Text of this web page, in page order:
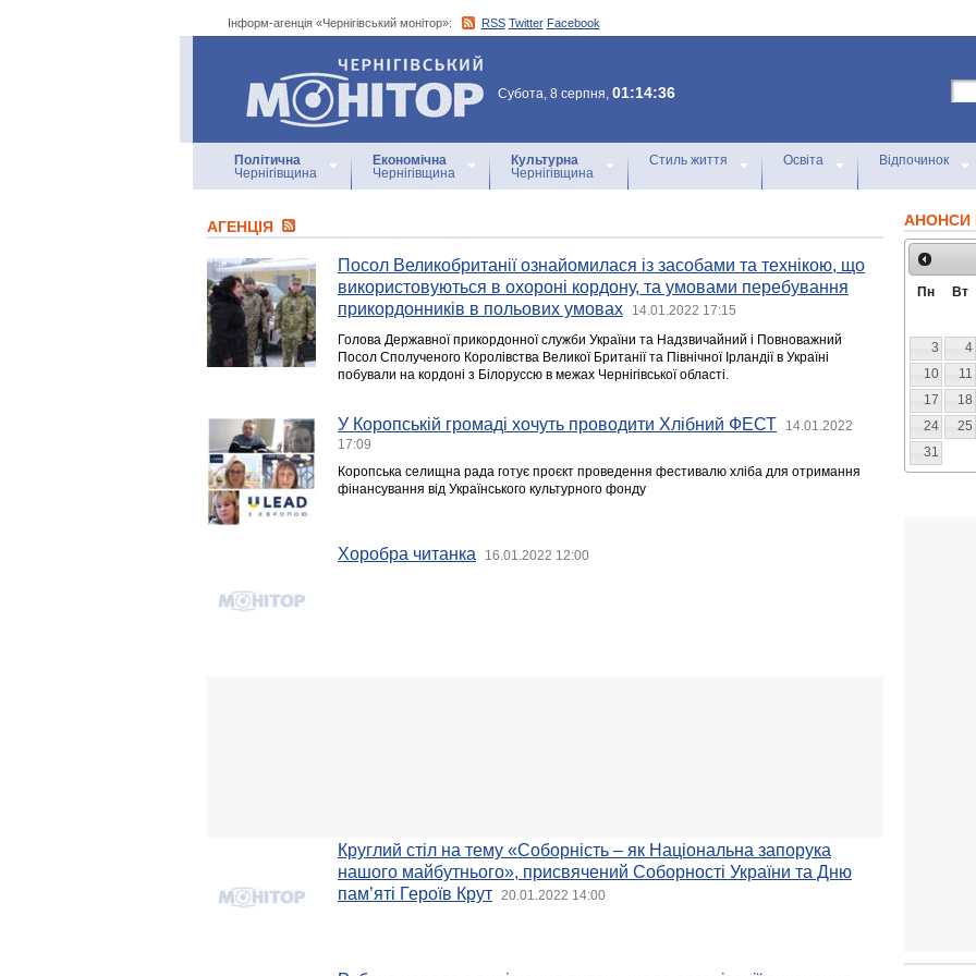
Інформ-агенція «Чернігівський монітор»: RSS Twitter Facebook
Інформ-агенція
«Чернігівський монітор»
Субота, 8 серпня, 01:14:36
Політична
Чернігівщина
Економічна
Чернігівщина
Культурна
Чернігівщина
Стиль життя Освіта Відпочинок
АГЕНЦIЯ
Посол Великобританії ознайомилася із засобами та технікою, що
використовуються в охороні кордону, та умовами перебування
прикордонників в польових умовах
14.01.2022 17:15
Голова Державної прикордонної служби України та Надзвичайний і Повноважний
Посол Сполученого Королівства Великої Британії та Північної Ірландії в Україні
побували на кордоні з Білоруссю в межах Чернігівської області.
У Коропській громаді хочуть проводити Хлібний ФЕСТ
14.01.2022
17:09
Коропська селищна рада готує проєкт проведення фестивалю хліба для отримання
фінансування від Українського культурного фонду
Хоробра читанка 16.01.2022 12:00
Круглий стіл на тему «Соборність – як Національна запорука
нашого майбутнього», присвячений Соборності України та Дню
пам’яті Героїв Крут
20.01.2022 14:00
АНОНСИ
Пн Вт
3
4
10
11
17
18
24
25
31